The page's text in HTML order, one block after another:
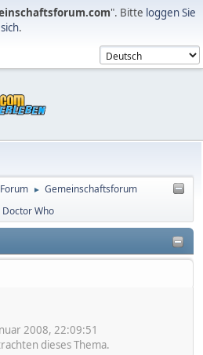
". Bitte loggen Sie
.
Forum ► Gemeinschaftsforum
Doctor Who
2008, 22:09:51
dieses Thema.